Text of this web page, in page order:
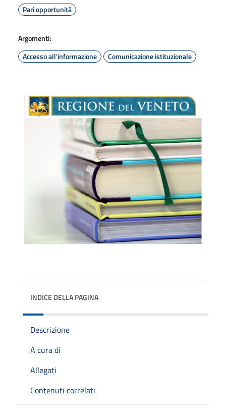
Pari opportunità
Argomenti:
Accesso all'informazione
Comunicazione istituzionale
INDICE DELLA PAGINA
Descrizione
A cura di
Allegati
Contenuti correlati